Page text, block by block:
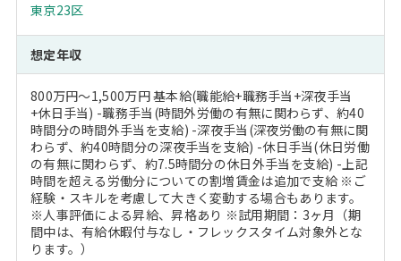
東京23区
想定年収
800万円～1,500万円 基本給(職能給+職務手当+深夜手当
+休日手当) -職務手当(時間外労働の有無に関わらず、約40
時間分の時間外手当を支給) -深夜手当(深夜労働の有無に関
わらず、約40時間分の深夜手当を支給) -休日手当(休日労働
の有無に関わらず、約7.5時間分の休日外手当を支給) -上記
時間を超える労働分についての割増賃金は追加で支給 ※ご
経験・スキルを考慮して大きく変動する場合もあります。
※人事評価による昇給、昇格あり ※試用期間：3ヶ月（期
間中は、有給休暇付与なし・フレックスタイム対象外とな
ります。）